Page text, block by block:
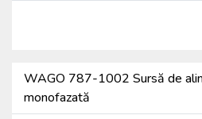
WAGO 787-1002 Sursă de
monofazată